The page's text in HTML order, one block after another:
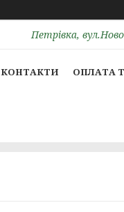
Петрівка,
КОНТАКТИ ОПЛАТА